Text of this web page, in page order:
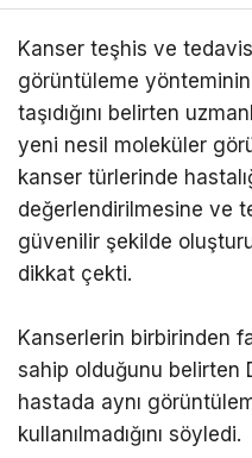
Kanser teşhis ve
görüntüleme
taşıdığını belirten
yeni nesil moleküler
kanser türlerinde
değerlendirilmesine ve
güvenilir şekilde
dikkat çekti.
Kanserlerin birbirinden
sahip olduğunu belirten
hastada aynı
kullanılmadığını söyledi.